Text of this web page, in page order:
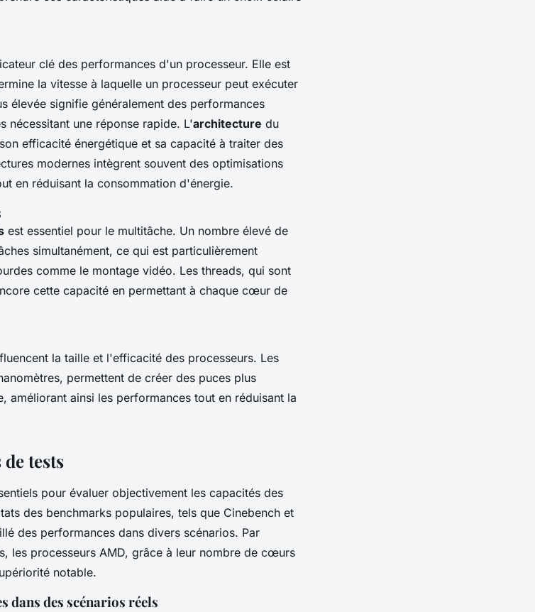
clé des performances d'un processeur. Elle est
la vitesse à laquelle un processeur peut exécuter
élevée signifie généralement des performances
nécessitant une réponse rapide. L'architecture du
efficacité énergétique et sa capacité à traiter des
modernes intègrent souvent des optimisations
en réduisant la consommation d'énergie.
est essentiel pour le multitâche. Un nombre élevé de
simultanément, ce qui est particulièrement
comme le montage vidéo. Les threads, qui sont
cette capacité en permettant à chaque cœur de
la taille et l'efficacité des processeurs. Les
permettent de créer des puces plus
améliorant ainsi les performances tout en réduisant la
tests
pour évaluer objectivement les capacités des
des benchmarks populaires, tels que Cinebench et
des performances dans divers scénarios. Par
les processeurs AMD, grâce à leur nombre de cœurs
notable.
dans des scénarios réels